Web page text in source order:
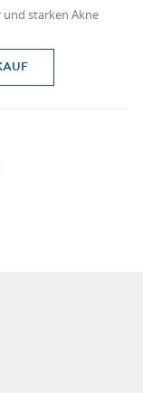
starken Akne